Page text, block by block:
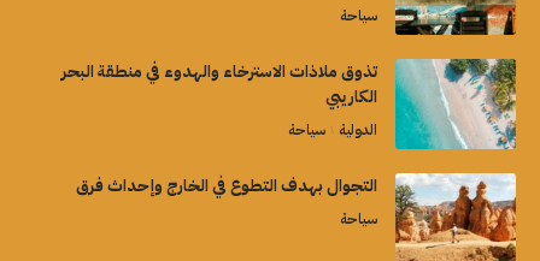
سياحة
تذوق ملاذات الاسترخاء والهدوء في منطقة البحر
الكاريبي
الدولية سياحة
التجوال بهدف التطوع في الخارج وإحداث فرق
سياحة